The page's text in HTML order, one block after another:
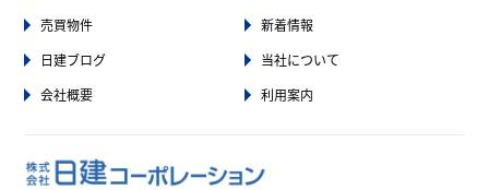
売買物件
新着情報
日建ブログ
当社について
会社概要
利用案内